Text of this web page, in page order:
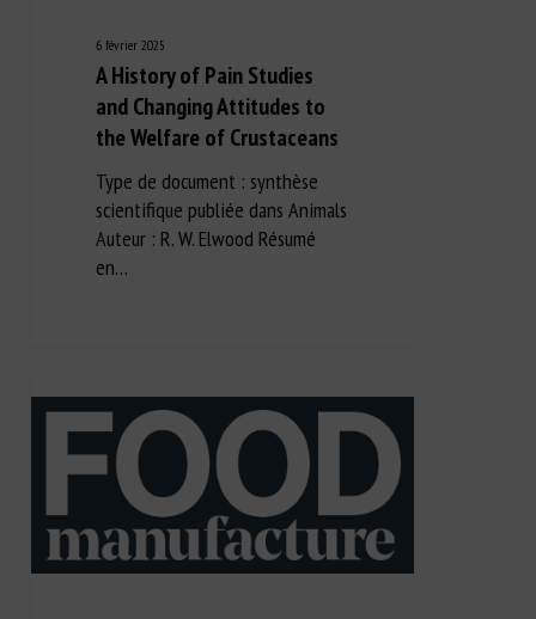
6 février 2025
A History of Pain Studies
and Changing Attitudes to
the Welfare of Crustaceans
Type de document : synthèse
scientifique publiée dans Animals
Auteur : R. W. Elwood Résumé
en…